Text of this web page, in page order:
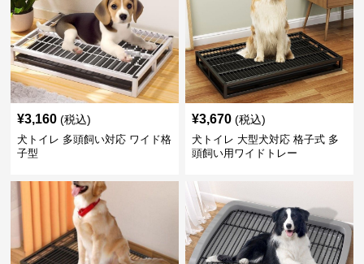
¥3,160 (税込)
犬トイレ 多頭飼い対応 ワイド格
子型
¥3,670 (税込)
犬トイレ 大型犬対応 格子式 多
頭飼い用ワイドトレー